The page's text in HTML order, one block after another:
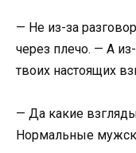
— Не из-за
через плечо. — А из-
твоих настоящих
— Да какие
Нормальные